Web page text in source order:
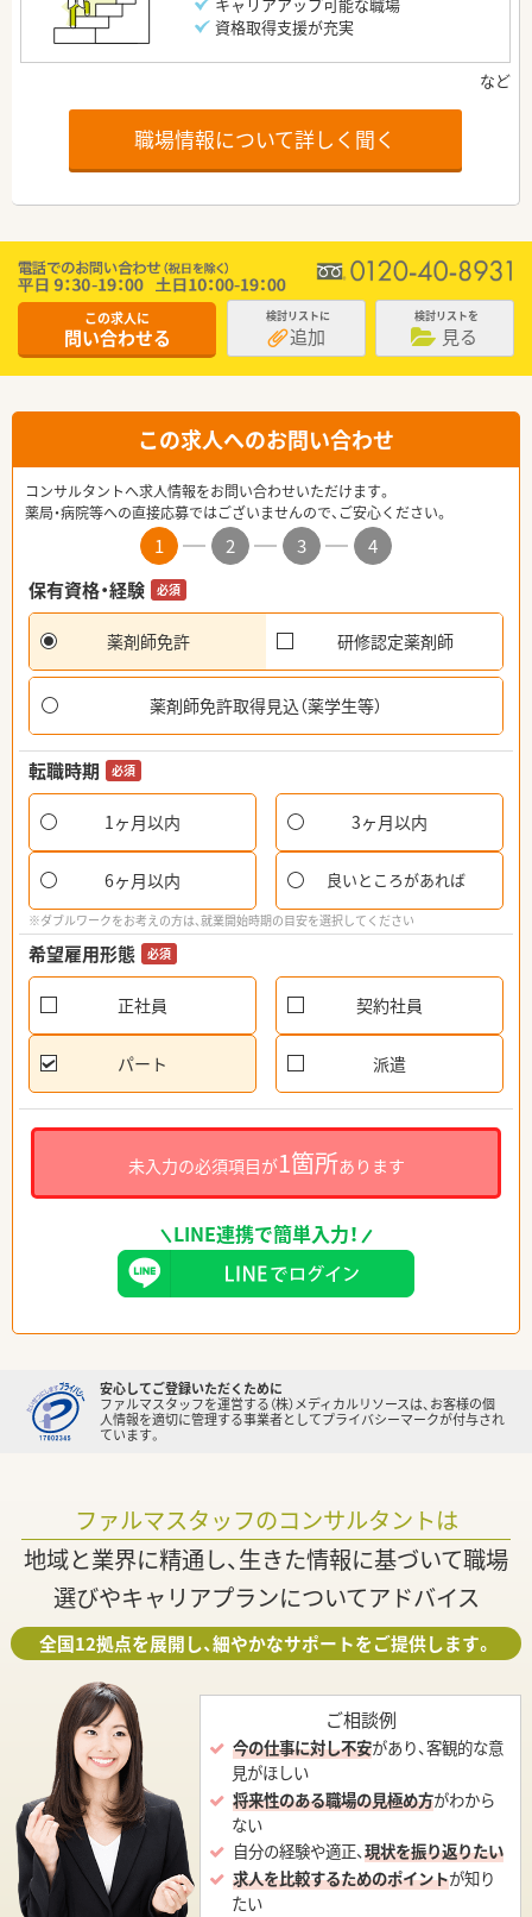
資格取得支援が充実
職場情報について詳しく聞く
この求人に
問い合わせる
検討リストに
追加
検討リストを
見る
この求人へのお問い合わせ
コンサルタントへ求人情報をお問い合わせいただけます。
薬局・病院等への直接応募ではございませんので、ご安心ください。
1 2 3
4
保有資格・経験
必須
薬剤師免許 研修認定薬剤師
薬剤師免許取得見込（薬学生等）
転職時期 必須
1ヶ月以内 3ヶ月以内
6ヶ月以内 良いところがあれば
※ダブルワークをお考えの方は、就業開始時期の目安を選択してください
希望雇用形態 必須
正社員 契約社員
パート 派遣
未入力の必須項目が1箇所あります
LINE連携で簡単入力！
安心してご登録いただくために
ファルマスタッフを運営する（株）メディカルリソースは、お客様の個
人情報を適切に管理する事業者としてプライバシーマークが付与され
ています。
ファルマスタッフのコンサルタントは
地域と業界に精通し、生きた情報に基づいて職場
選びやキャリアプランについてアドバイス
全国12拠点を展開し、細やかなサポートをご提供します。
ご相談例
今の仕事に対し不安があり、客観的な意
見がほしい
将来性のある職場の見極め方がわから
ない
自分の経験や適正、現状を振り返りたい
求人を比較するためのポイントが知り
たい